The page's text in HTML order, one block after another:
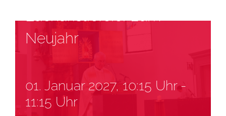
Neujahr
01. Januar 2027, 10:15 Uhr-
11:15 Uhr